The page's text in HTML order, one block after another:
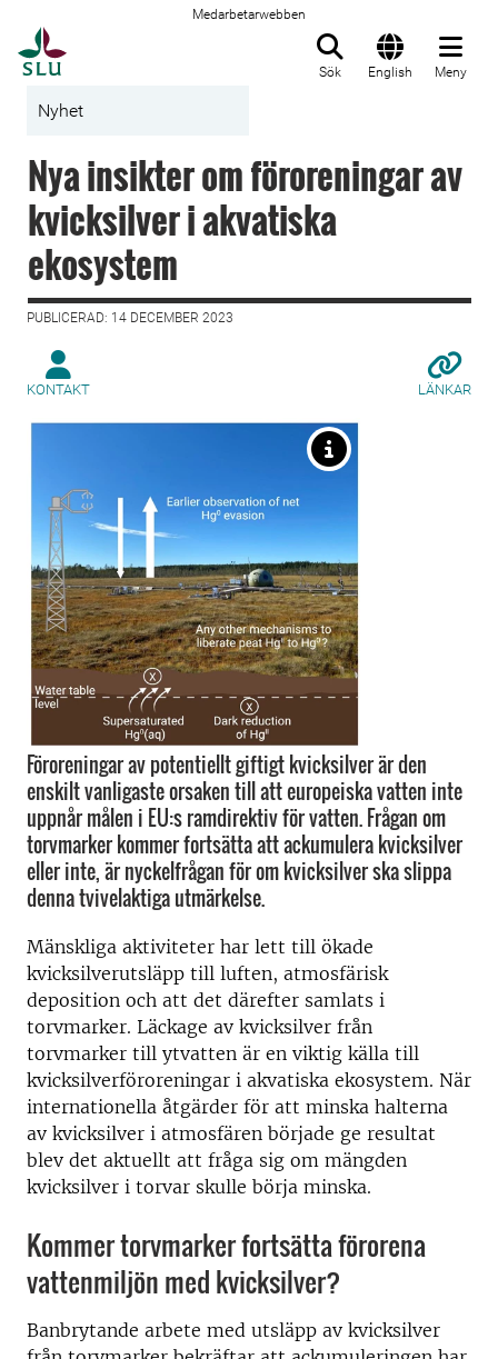
Medarbetarwebben
Sök English Meny
Nyhet
Nya insikter om föroreningar av
kvicksilver i akvatiska
ekosystem
PUBLICERAD: 14 DECEMBER 2023
KONTAKT LÄNKAR
Föroreningar av potentiellt giftigt kvicksilver är den
enskilt vanligaste orsaken till att europeiska vatten inte
uppnår målen i EU:s ramdirektiv för vatten. Frågan om
torvmarker kommer fortsätta att ackumulera kvicksilver
eller inte, är nyckelfrågan för om kvicksilver ska slippa
denna tvivelaktiga utmärkelse.
Mänskliga aktiviteter har lett till ökade
kvicksilverutsläpp till luften, atmosfärisk
deposition och att det därefter samlats i
torvmarker. Läckage av kvicksilver från
torvmarker till ytvatten är en viktig källa till
kvicksilverföroreningar i akvatiska ekosystem. När
internationella åtgärder för att minska halterna
av kvicksilver i atmosfären började ge resultat
blev det aktuellt att fråga sig om mängden
kvicksilver i torvar skulle börja minska.
Kommer torvmarker fortsätta förorena
vattenmiljön med kvicksilver?
Banbrytande arbete med utsläpp av kvicksilver